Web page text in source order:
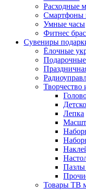
Расходные
Смартфоны
Умные часы
Фитнес
Сувениры
Ёлочные
Творчество
Лепка
Пазлы
Товары ТВ